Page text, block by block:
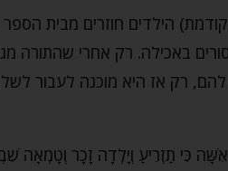
הילדים חוזרים מבית הספר
באכילה. רק אחרי שהתורה
להם, רק אז היא מוכנה לעבור
כִּי תַזְרִיעַ וְיָלְדָה זָכָר וְטָמְאָה